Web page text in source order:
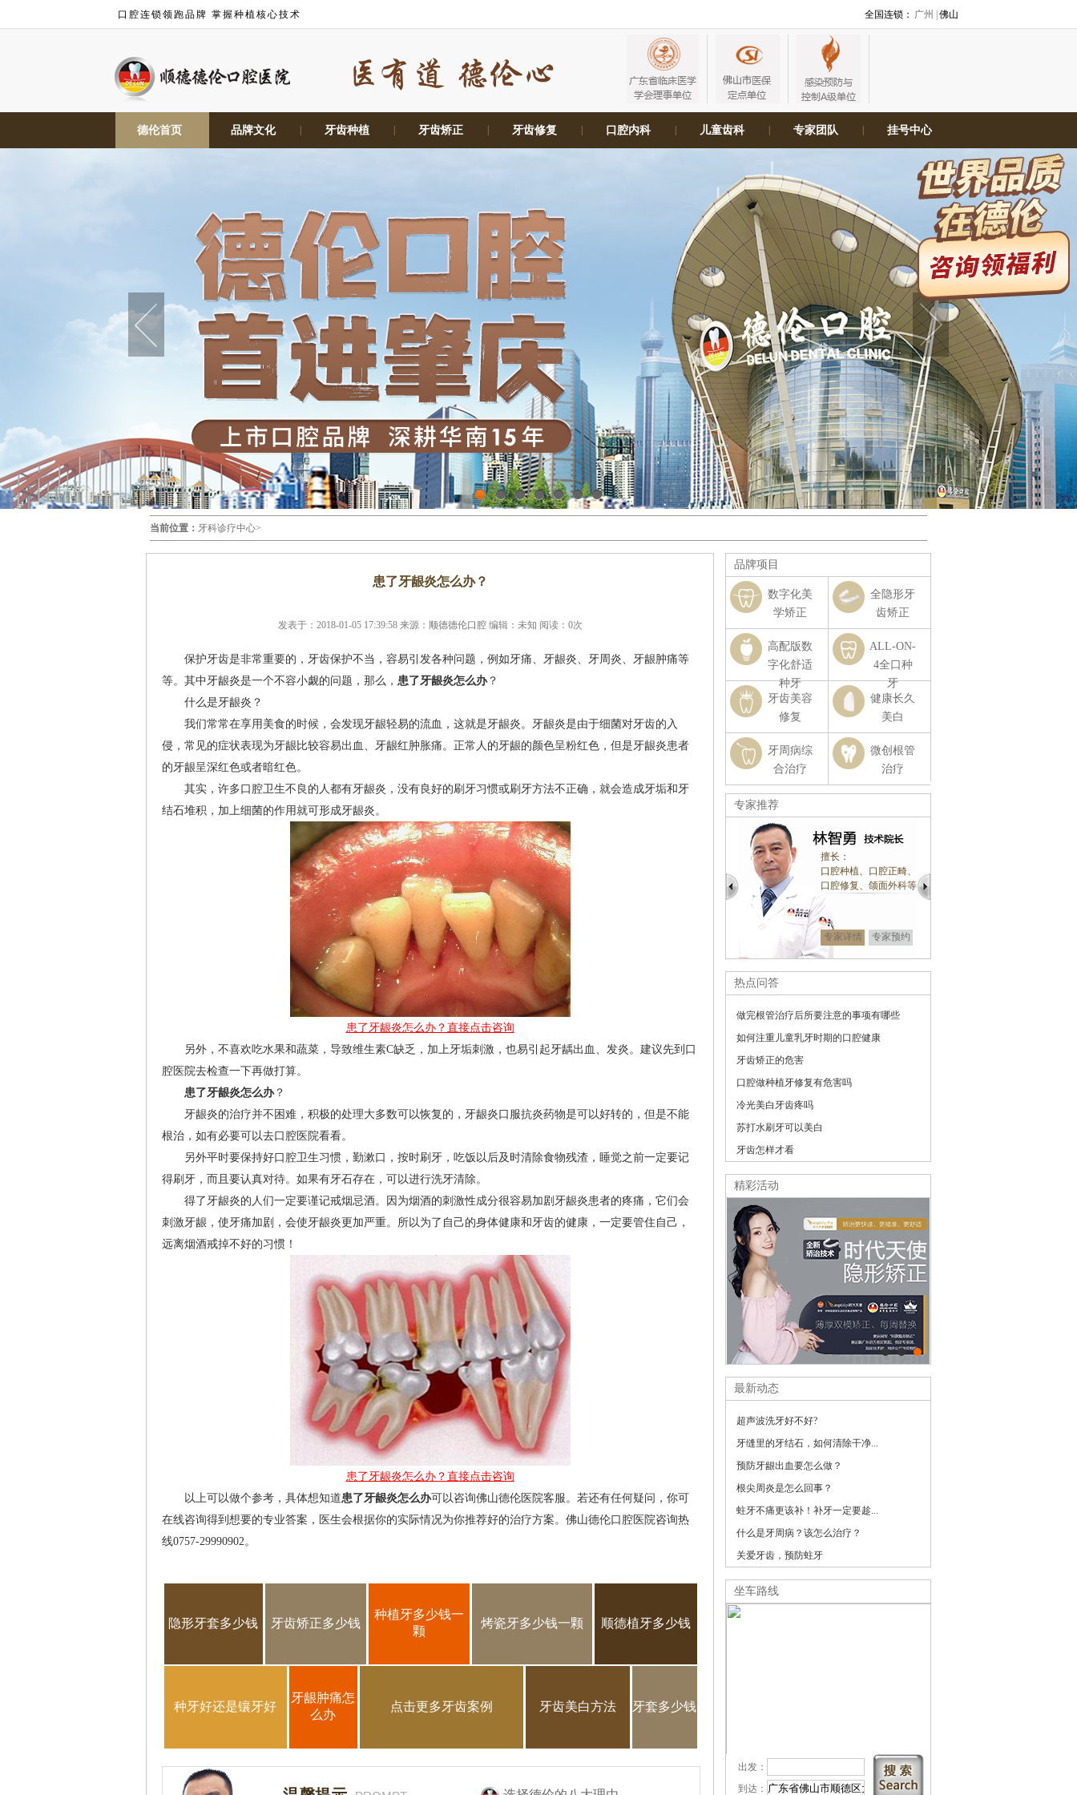
口腔连锁领跑品牌 掌握种植核心技术 全国连锁： 广州 | 佛山
德伦首页 品牌文化 牙齿种植 牙齿矫正 牙齿修复 口腔内科 儿童齿科 专家团队 挂号中心
1 2 3 4 5 6
7
当前位置： 牙科诊疗中心>
患了牙龈炎怎么办？
发表于：2018-01-05 17:39:58 来源： 顺德德伦口腔编辑：未知 阅读： 0次
保护牙齿是非常重要的，牙齿保护不当，容易引发各种问题，例如牙痛、牙龈炎、牙周炎、牙龈肿痛等
等。其中牙龈炎是一个不容小觑的问题，那么， 患了牙龈炎怎么办？
什么是牙龈炎？
我们常常在享用美食的时候，会发现牙龈轻易的流血，这就是牙龈炎。牙龈炎是由于细菌对牙齿的入
侵，常见的症状表现为牙龈比较容易出血、牙龈红肿胀痛。正常人的牙龈的颜色呈粉红色，但是牙龈炎患者
的牙龈呈深红色或者暗红色。
其实，许多口腔卫生不良的人都有牙龈炎，没有良好的刷牙习惯或刷牙方法不正确，就会造成牙垢和牙
结石堆积，加上细菌的作用就可形成牙龈炎。
患了牙龈炎怎么办？直接点击咨询
另外，不喜欢吃水果和蔬菜，导致维生素C缺乏，加上牙垢刺激，也易引起牙龋出血、发炎。建议先到口
腔医院去检查一下再做打算。
患了牙龈炎怎么办？
牙龈炎的治疗并不困难，积极的处理大多数可以恢复的，牙龈炎口服抗炎药物是可以好转的，但是不能
根治，如有必要可以去口腔医院看看。
另外平时要保持好口腔卫生习惯，勤漱口，按时刷牙，吃饭以后及时清除食物残渣，睡觉之前一定要记
得刷牙，而且要认真对待。如果有牙石存在，可以进行洗牙清除。
得了牙龈炎的人们一定要谨记戒烟忌酒。因为烟酒的刺激性成分很容易加剧牙龈炎患者的疼痛，它们会
刺激牙龈，使牙痛加剧，会使牙龈炎更加严重。所以为了自己的身体健康和牙齿的健康，一定要管住自己，
远离烟酒戒掉不好的习惯！
患了牙龈炎怎么办？直接点击咨询
以上可以做个参考，具体想知道患了牙龈炎怎么办可以咨询佛山德伦医院客服。若还有任何疑问，你可
在线咨询得到想要的专业答案，医生会根据你的实际情况为你推荐好的治疗方案。佛山德伦口腔医院咨询热
线0757-29990902。
隐形牙套多少钱 牙齿矫正多少钱
种植牙多少钱一
颗
烤瓷牙多少钱一颗 顺德植牙多少钱
种牙好还是镶牙好
牙龈肿痛怎
么办
点击更多牙齿案例 牙齿美白方法 牙套多少钱
品牌项目
数字化美
学矫正
全隐形牙
齿矫正
高配版数
字化舒适
种牙
ALL-ON-
4全口种
牙
牙齿美容
修复
健康长久
美白
牙周病综
合治疗
微创根管
治疗
专家推荐
擅长：
口腔种植、口腔正畸、
口腔修复、颌面外科等
专家详情 专家预约
热点问答
做完根管治疗后所要注意的事项有哪些
如何注重儿童乳牙时期的口腔健康
牙齿矫正的危害
口腔做种植牙修复有危害吗
冷光美白牙齿疼吗
苏打水刷牙可以美白
牙齿怎样才看
精彩活动
最新动态
超声波洗牙好不好?
牙缝里的牙结石，如何清除干净...
预防牙龈出血要怎么做？
根尖周炎是怎么回事？
蛀牙不痛更该补！补牙一定要趁...
什么是牙周病？该怎么治疗？
关爱牙齿，预防蛀牙
坐车路线
出发：
到达：